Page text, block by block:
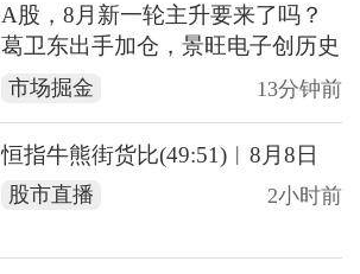
A股，8月新一轮主升要来了吗？
葛卫东出手加仓，景旺电子创历史
新高！
市场掘金 13分钟前
恒指牛熊街货比(49:51)︱8月8日
股市直播 2小时前